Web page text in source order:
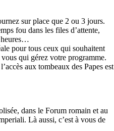
sur place que 2 ou 3 jours.
fou dans les files d’attente,
heures…
pour tous ceux qui souhaitent
qui gérez votre programme.
aux tombeaux des Papes est
dans le Forum romain et au
Là aussi, c’est à vous de